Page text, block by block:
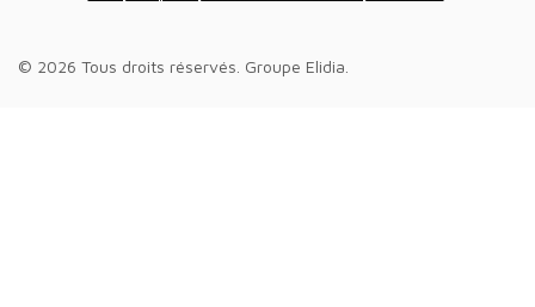
© 2026 Tous droits réservés. Groupe Elidia